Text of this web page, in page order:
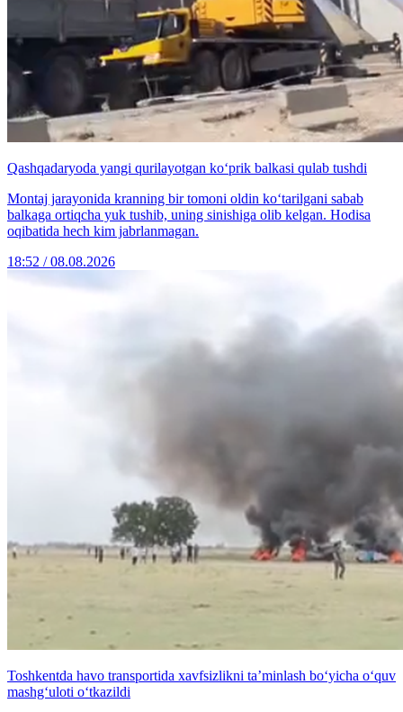
Qashqadaryoda yangi qurilayotgan ko‘prik balkasi qulab tushdi
Montaj jarayonida kranning bir tomoni oldin ko‘tarilgani sabab
balkaga ortiqcha yuk tushib, uning sinishiga olib kelgan. Hodisa
oqibatida hech kim jabrlanmagan.
18:52 / 08.08.2026
Toshkentda havo transportida xavfsizlikni ta’minlash bo‘yicha o‘quv
mashg‘uloti o‘tkazildi